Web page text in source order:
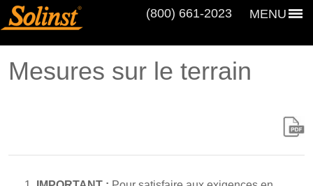
MENU
(800) 661‑2023
Mesures sur le terrain